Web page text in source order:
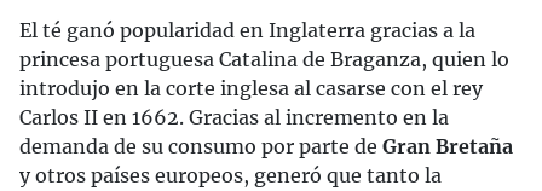
El té ganó popularidad en Inglaterra gracias a la
princesa portuguesa Catalina de Braganza, quien lo
introdujo en la corte inglesa al casarse con el rey
Carlos II en 1662. Gracias al incremento en la
demanda de su consumo por parte de Gran Bretaña
y otros países europeos, generó que tanto la